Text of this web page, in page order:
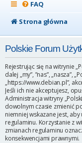
FAQ
Strona główna
Polskie Forum
Rejestrując się na witrynie
dalej „my”, ”nas”, „nasza”,
„https://www.debian.pl”,
Jeśli ich nie akceptujesz,
Administracja witryny
dowolnym czasie zmienić
niemniej wskazane jest,
regulaminu. Korzystanie z
zmianach regulaminu
konsekwencjami prawnymi.